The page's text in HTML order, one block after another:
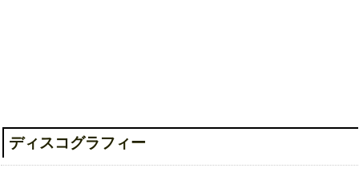
ディスコグラフィー